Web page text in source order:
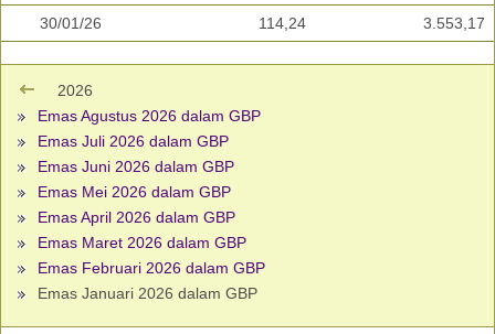
30/01/26 114,24 3.553,17
2026
Emas Agustus 2026 dalam GBP
Emas Juli 2026 dalam GBP
Emas Juni 2026 dalam GBP
Emas Mei 2026 dalam GBP
Emas April 2026 dalam GBP
Emas Maret 2026 dalam GBP
Emas Februari 2026 dalam GBP
Emas Januari 2026 dalam GBP